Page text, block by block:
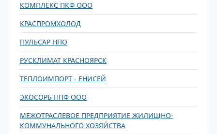
КОМПЛЕКС ПКФ ООО
КРАСПРОМХОЛОД
ПУЛЬСАР НПО
РУСКЛИМАТ КРАСНОЯРСК
ТЕПЛОИМПОРТ - ЕНИСЕЙ
ЭКОСОРБ НПФ ООО
МЕЖОТРАСЛЕВОЕ ПРЕДПРИЯТИЕ ЖИЛИЩНО-
КОММУНАЛЬНОГО ХОЗЯЙСТВА